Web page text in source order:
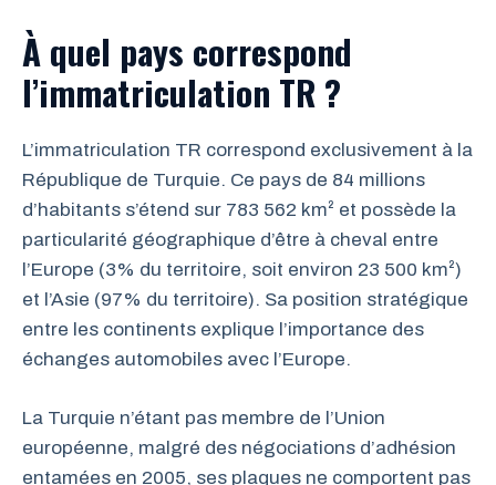
À quel pays correspond
l’immatriculation TR ?
L’immatriculation TR correspond exclusivement à la
République de Turquie. Ce pays de 84 millions
d’habitants s’étend sur 783 562 km² et possède la
particularité géographique d’être à cheval entre
l’Europe (3% du territoire, soit environ 23 500 km²)
et l’Asie (97% du territoire). Sa position stratégique
entre les continents explique l’importance des
échanges automobiles avec l’Europe.
La Turquie n’étant pas membre de l’Union
européenne, malgré des négociations d’adhésion
entamées en 2005, ses plaques ne comportent pas